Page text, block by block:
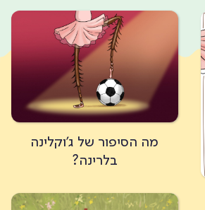
מה הסיפור של ג'וקלינה
בלרינה?